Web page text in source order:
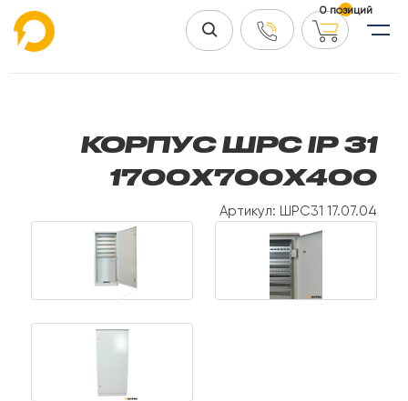
0 позиций
КОРПУС ШРС IP 31
1700Х700Х400
Артикул: ШРС31 17.07.04